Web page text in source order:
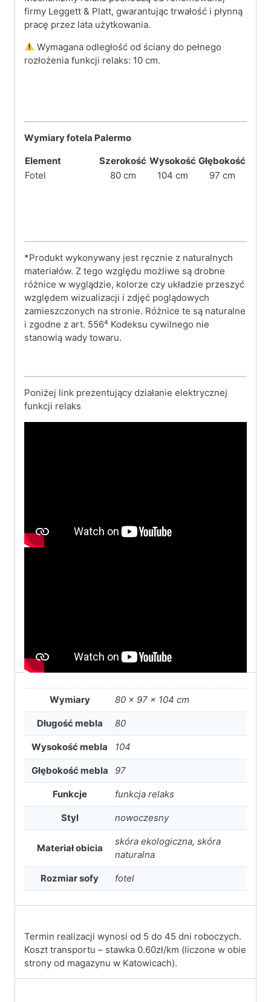
firmy Leggett & Platt, gwarantując trwałość i płynną
pracę przez lata użytkowania.
Wymagana odległość od ściany do pełnego
rozłożenia funkcji relaks: 10 cm.
Wymiary fotela Palermo
Element
Szerokość Wysokość Głębokość
Fotel
80 cm 104 cm 97 cm
*Produkt wykonywany jest ręcznie z naturalnych
materiałów. Z tego względu możliwe są drobne
różnice w wyglądzie, kolorze czy układzie przeszyć
względem wizualizacji i zdjęć poglądowych
zamieszczonych na stronie. Różnice te są naturalne
i zgodne z art. 556⁴ Kodeksu cywilnego nie
stanowią wady towaru.
Poniżej link prezentujący działanie elektrycznej
funkcji relaks
Wymiary 80 × 97 × 104 cm
Długość mebla 80
Wysokość mebla 104
Głębokość mebla 97
Funkcje funkcja relaks
Styl nowoczesny
Materiał obicia
skóra ekologiczna, skóra
naturalna
Rozmiar sofy fotel
Termin realizacji wynosi od 5 do 45 dni roboczych.
Koszt transportu – stawka 0.60zł/km (liczone w obie
strony od magazynu w Katowicach).